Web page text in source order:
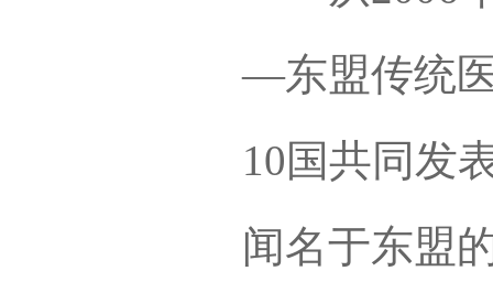
—东盟传统
10国共同发
闻名于东盟